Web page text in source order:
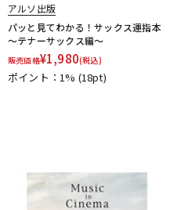
アンプ
DJ機器
配信/ライブ機器
アルソ出版
パッと見てわかる！サックス運指本
～テナーサックス編～
販売価格¥1,980(税込)
ポイント：1% (18pt)